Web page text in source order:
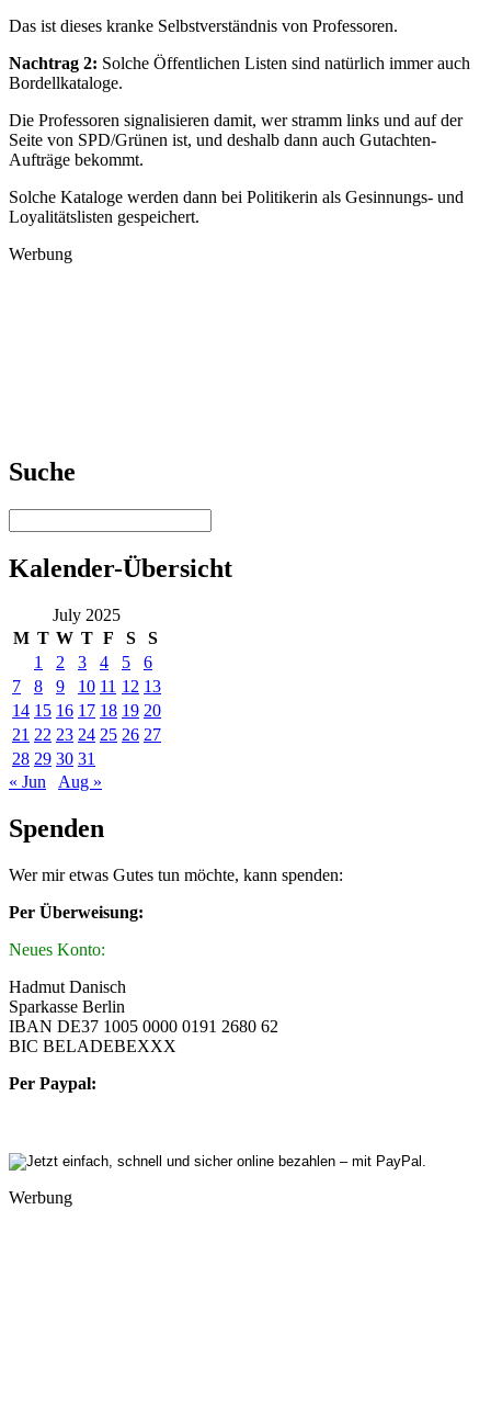
Das ist dieses kranke Selbstverständnis von Professoren.
Nachtrag 2: Solche Öffentlichen Listen sind natürlich immer auch
Bordellkataloge.
Die Professoren signalisieren damit, wer stramm links und auf der
Seite von SPD/Grünen ist, und deshalb dann auch Gutachten-
Aufträge bekommt.
Solche Kataloge werden dann bei Politikerin als Gesinnungs- und
Loyalitätslisten gespeichert.
Werbung
Suche
Kalender-Übersicht
July 2025
M T W T F S
S
1
2 3 4 5
6
7
8 9 10 11 12 13
14 15 16 17 18 19 20
21 22 23 24 25 26 27
28 29 30 31
« Jun
Aug »
Spenden
Wer mir etwas Gutes tun möchte, kann spenden:
Per Überweisung:
Neues Konto:
Hadmut Danisch
Sparkasse Berlin
IBAN DE37 1005 0000 0191 2680 62
BIC BELADEBEXXX
Per Paypal:
Werbung